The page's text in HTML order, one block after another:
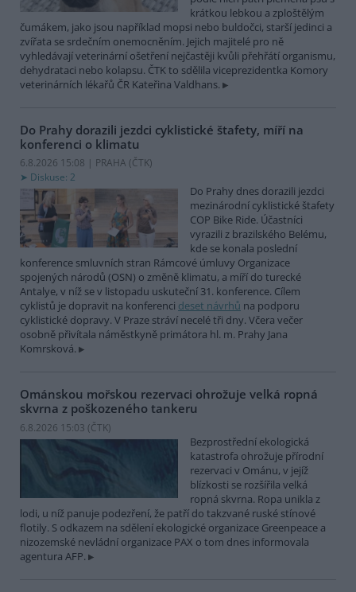
krátkou lebkou a zploštělým
čumákem, jako jsou například mopsi nebo buldočci, starší jedinci a
zvířata se srdečním onemocněním. Jejich majitelé pro ně
vyhledávají veterinární ošetření nejčastěji kvůli přehřátí organismu,
dehydrataci nebo kolapsu. ČTK to sdělila viceprezidentka Komory
veterinárních lékařů ČR Kateřina Valdhans.
Do Prahy dorazili jezdci cyklistické štafety, míří na
konferenci o klimatu
6.8.2026 15:08 | PRAHA (ČTK)
Diskuse: 2
Do Prahy dnes dorazili jezdci
mezinárodní cyklistické štafety
COP Bike Ride. Účastníci
vyrazili z brazilského Belému,
kde se konala poslední
konference smluvních stran Rámcové úmluvy Organizace
spojených národů (OSN) o změně klimatu, a míří do turecké
Antalye, v níž se v listopadu uskuteční 31. konference. Cílem
cyklistů je dopravit na konferenci deset návrhů na podporu
cyklistické dopravy. V Praze stráví necelé tři dny. Včera večer
osobně přivítala náměstkyně primátora hl. m. Prahy Jana
Komrsková.
Ománskou mořskou rezervaci ohrožuje velká ropná
skvrna z poškozeného tankeru
6.8.2026 15:03 (ČTK)
Bezprostřední ekologická
katastrofa ohrožuje přírodní
rezervaci v Ománu, v jejíž
blízkosti se rozšířila velká
ropná skvrna. Ropa unikla z
lodi, u níž panuje podezření, že patří do takzvané ruské stínové
flotily. S odkazem na sdělení ekologické organizace Greenpeace a
nizozemské nevládní organizace PAX o tom dnes informovala
agentura AFP.